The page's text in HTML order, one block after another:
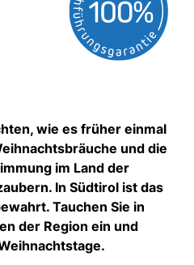
wie es früher einmal
und die
im Land der
In Südtirol ist das
Tauchen Sie in
der Region ein und